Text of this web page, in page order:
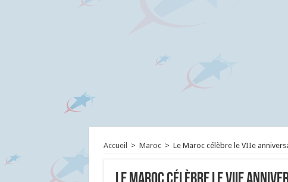
Accueil > Maroc > Le Maroc célèbre le VIIe